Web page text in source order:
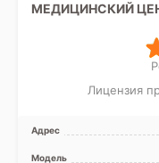
МЕДИЦИНСКИЙ
Лицензия
Адрес
Модель